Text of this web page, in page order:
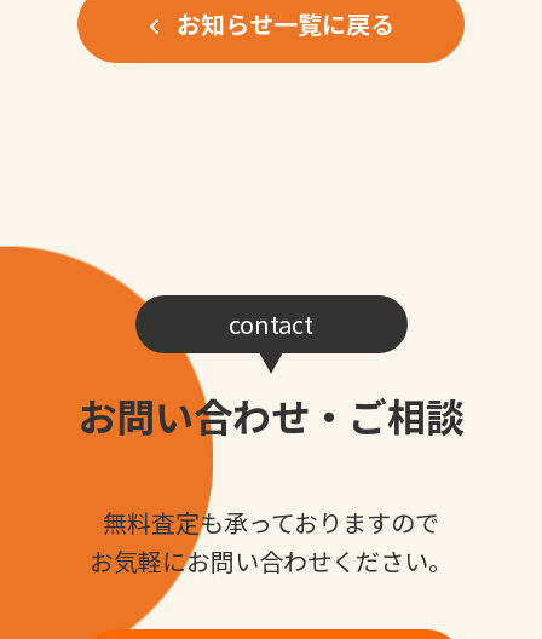
お知らせ一覧に戻る
contact
お問い合わせ・ご相談
無料査定も承っておりますので
お気軽にお問い合わせください。